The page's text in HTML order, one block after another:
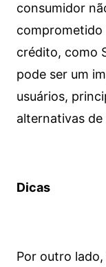
consumidor
comprometido
crédito, como
pode ser um
usuários,
alternativas
Dicas
Por outro